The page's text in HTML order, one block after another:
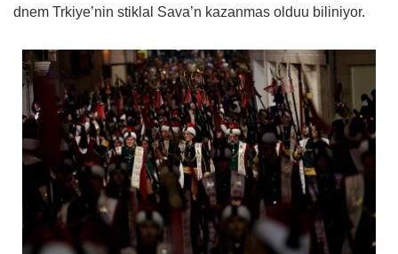
dnem Trkiye’nin stiklal Sava’n kazanmas olduu biliniyor.